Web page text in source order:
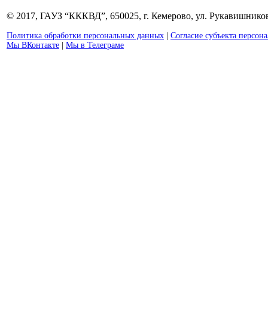
© 2017, ГАУЗ “КККВД”, 650025, г. Кемерово, ул.
Политика обработки персональных данных
Согласие субъекта
Мы ВКонтакте
Мы в Телеграме